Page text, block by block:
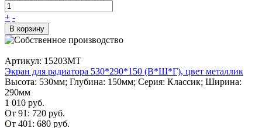
+ -
В корзину
Артикул: 15203MT
Экран для радиатора 530*290*150 (В*Ш*Г), цвет металлик
Высота: 530мм; Глубина: 150мм; Серия: Классик; Ширина:
290мм
1 010 руб.
От 91: 720 руб.
От 401: 680 руб.